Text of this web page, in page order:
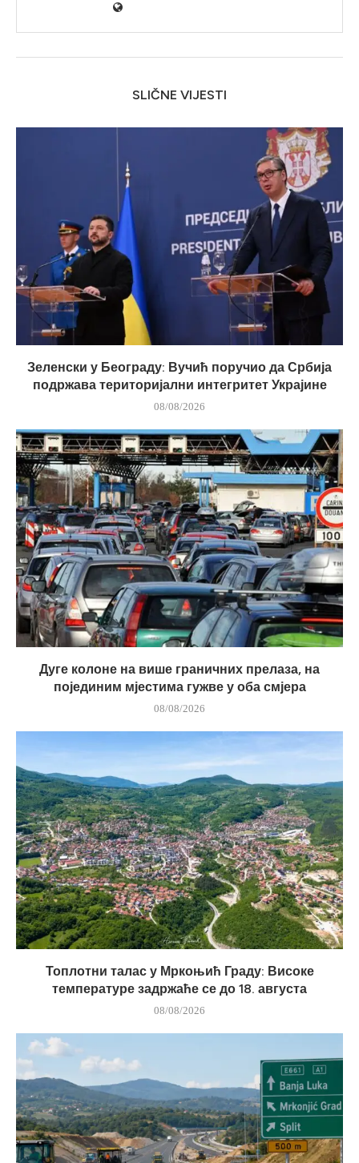
SLIČNE VIJESTI
Зеленски у Београду: Вучић поручио да Србија
подржава територијални интегритет Украјине
08/08/2026
Дуге колоне на више граничних прелаза, на
појединим мјестима гужве у оба смјера
08/08/2026
Топлотни талас у Мркоњић Граду: Високе
температуре задржаће се до 18. августа
08/08/2026